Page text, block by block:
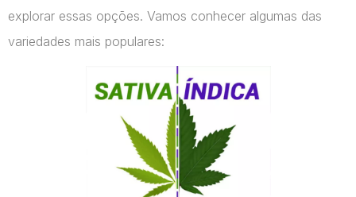
explorar essas opções. Vamos conhecer algumas das
variedades mais populares: